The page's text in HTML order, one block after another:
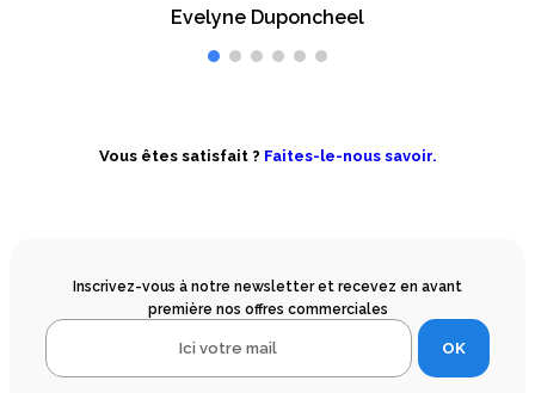
Evelyne Duponcheel
Vous êtes satisfait ? Faites-le-nous savoir.
Inscrivez-vous à notre newsletter et recevez en avant
première nos offres commerciales
OK